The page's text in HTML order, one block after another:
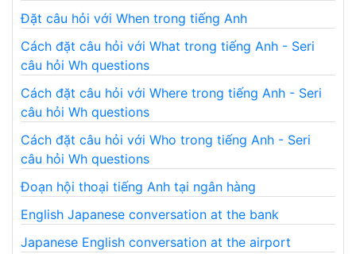
Đặt câu hỏi với When trong tiếng Anh
Cách đặt câu hỏi với What trong tiếng Anh - Seri
câu hỏi Wh questions
Cách đặt câu hỏi với Where trong tiếng Anh - Seri
câu hỏi Wh questions
Cách đặt câu hỏi với Who trong tiếng Anh - Seri
câu hỏi Wh questions
Đoạn hội thoại tiếng Anh tại ngân hàng
English Japanese conversation at the bank
Japanese English conversation at the airport